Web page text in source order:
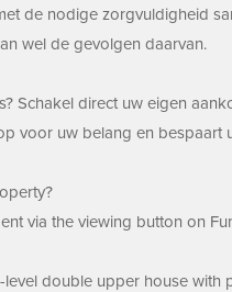
de nodige zorgvuldigheid
wel de gevolgen daarvan.
Schakel direct uw eigen
voor uw belang en bespaart
via the viewing button on
double upper house with